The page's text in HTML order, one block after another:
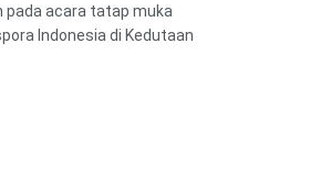
acara tatap muka
Indonesia di Kedutaan